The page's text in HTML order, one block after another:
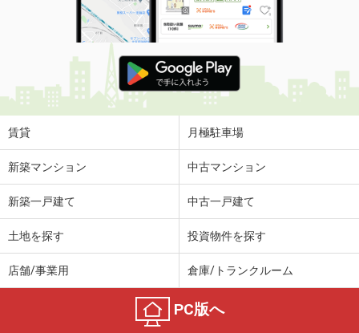
賃貸 月極駐車場
新築マンション 中古マンション
新築一戸建て 中古一戸建て
土地を探す 投資物件を探す
店舗/事業用 倉庫/トランクルーム
PC版へ